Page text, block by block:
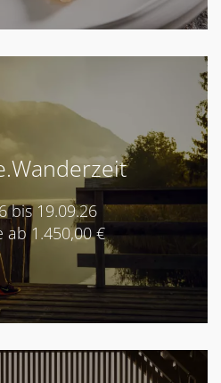
bis 19.09.26
ab 1.450,00 €